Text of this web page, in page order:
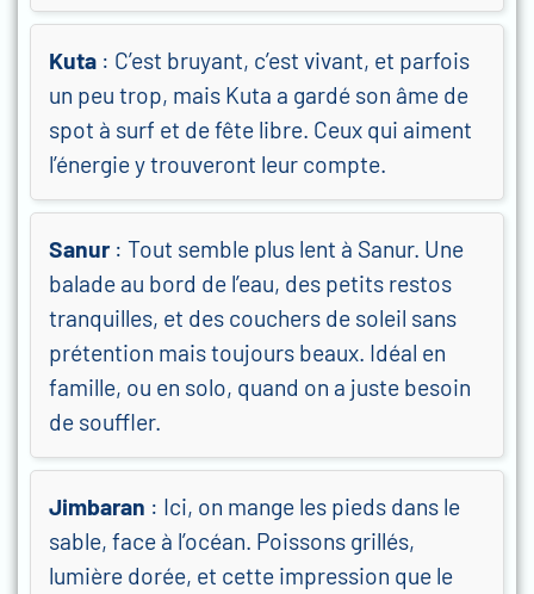
Kuta : C’est bruyant, c’est vivant, et parfois
un peu trop, mais Kuta a gardé son âme de
spot à surf et de fête libre. Ceux qui aiment
l’énergie y trouveront leur compte.
Sanur: Tout semble plus lent à Sanur. Une
balade au bord de l’eau, des petits restos
tranquilles, et des couchers de soleil sans
prétention mais toujours beaux. Idéal en
famille, ou en solo, quand on a juste besoin
de souffler.
Jimbaran : Ici, on mange les pieds dans le
sable, face à l’océan. Poissons grillés,
lumière dorée, et cette impression que le